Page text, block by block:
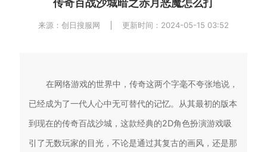
传奇百战沙城暗之赤月恶魔怎么打
来源：创日搜服网 更新时间：2024-05-15 03:52
在网络游戏的世界中，传奇这两个字毫不夸张地说，
已经成为了一代人心中无可替代的记忆。从其最初的版本
到现在的传奇百战沙城，这款经典的2D角色扮演游戏吸
引了无数玩家的目光，不论是通过其复古的画风，还是那